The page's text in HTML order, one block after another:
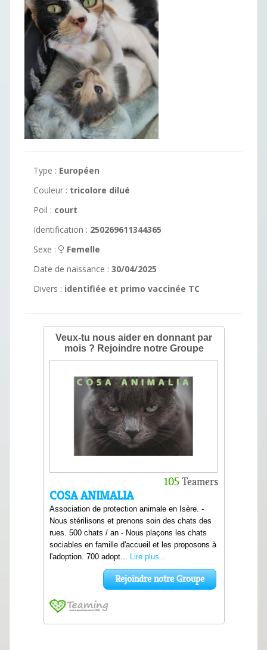
Type : Européen
Couleur : tricolore dilué
Poil : court
Identification : 250269611344365
Sexe :
Femelle
Date de naissance : 30/04/2025
Divers : identifiée et primo vaccinée TC